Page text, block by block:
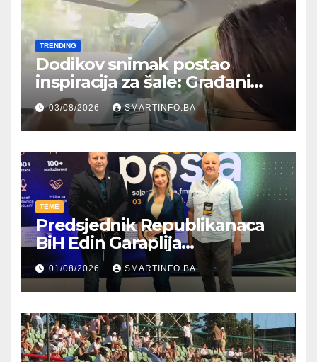
TRENDING
Dodikov snimak postao
inspiracija za šale: Građani
kroz parodiju poslali poruku
03/08/2026 SMARTINFO.BA
TEME
Predsjednik Republikanaca
BiH Edin Garaplija
prisustvovao prezentaciji
Federalnog sajma
zapošljavanja
01/08/2026 SMARTINFO.BA